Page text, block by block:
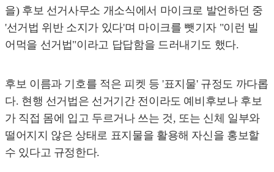
을) 후보 선거사무소 개소식에서 마이크로 발언하던 중
'선거법 위반 소지가 있다'며 마이크를 뺏기자 "이런 빌
어먹을 선거법"이라고 답답함을 드러내기도 했다.
후보 이름과 기호를 적은 피켓 등 '표지물' 규정도 까다롭
다. 현행 선거법은 선거기간 전이라도 예비후보나 후보
가 직접 몸에 입고 두르거나 쓰는 것, 또는 신체 일부와
떨어지지 않은 상태로 표지물을 활용해 자신을 홍보할
수 있다고 규정한다.